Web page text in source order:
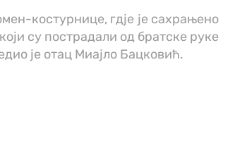
костурнице, гдје је сахрањено
су пострадали од братске руке
је отац Миајло Бацковић.